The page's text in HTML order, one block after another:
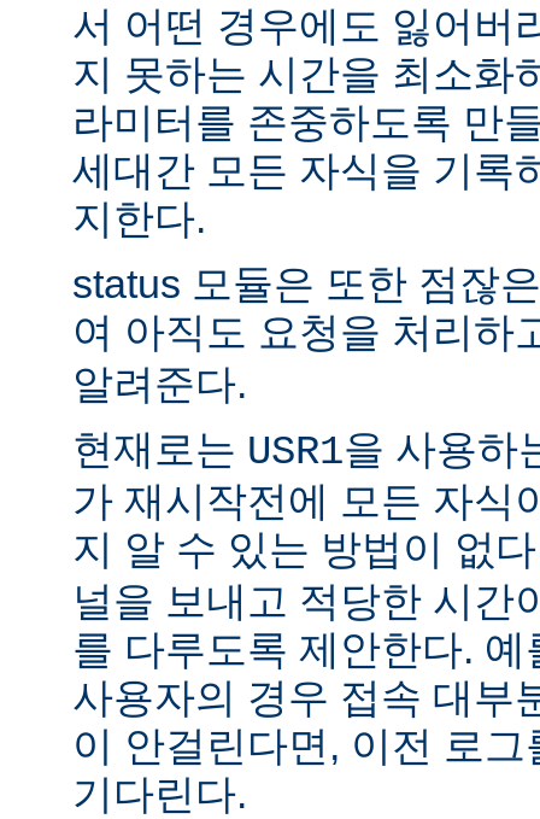
서 어떤 경우에도 잃어버
지 못하는 시간을 최소화
라미터를 존중하도록 만
세대간 모든 자식을 기록
지한다.
status 모듈은 또한 점잖
여 아직도 요청을 처리하
알려준다.
현재로는 USR1을 사용하
가 재시작전에 모든 자식
지 알 수 있는 방법이 없
널을 보내고 적당한 시간
를 다루도록 제안한다.
사용자의 경우 접속 대부
이 안걸린다면, 이전 로
기다린다.